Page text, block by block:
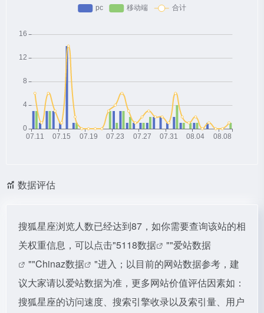
数据评估
搜狐星座浏览人数已经达到87，如你需要查询该站的相
关权重信息，可以点击"5118数据 ""爱站数据
""Chinaz数据
"进入；以目前的网站数据参考，建
议大家请以爱站数据为准，更多网站价值评估因素如：
搜狐星座的访问速度、搜索引擎收录以及索引量、用户